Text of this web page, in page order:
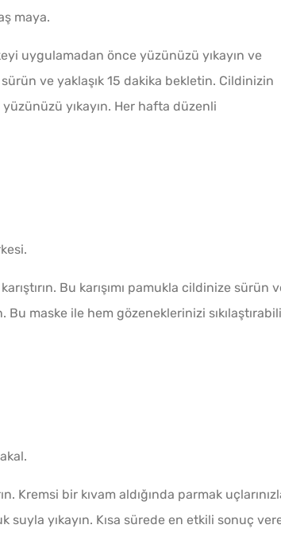
maya.
uygulamadan önce yüzünüzü yıkayın ve
ve yaklaşık 15 dakika bekletin. Cildinizin
yıkayın. Her hafta düzenli
Bu karışımı pamukla cildinize sürün
maske ile hem gözeneklerinizi
Kremsi bir kıvam aldığında parmak
yıkayın. Kısa sürede en etkili sonuç